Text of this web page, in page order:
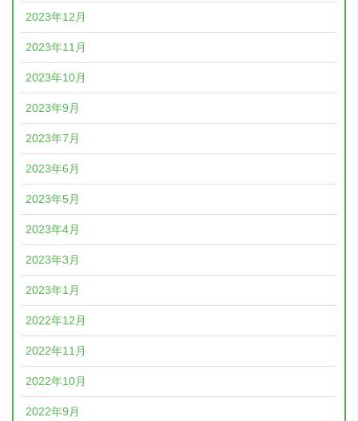
2023年12月
2023年11月
2023年10月
2023年9月
2023年7月
2023年6月
2023年5月
2023年4月
2023年3月
2023年1月
2022年12月
2022年11月
2022年10月
2022年9月